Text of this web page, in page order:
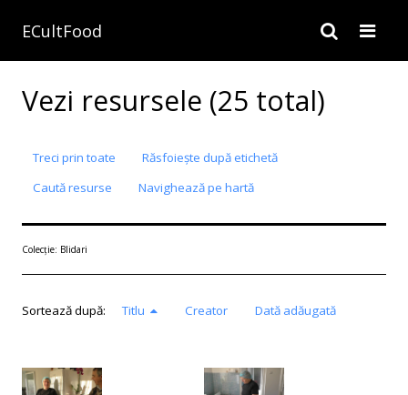
ECultFood
Vezi resursele (25 total)
Treci prin toate
Răsfoiește după etichetă
Caută resurse
Navighează pe hartă
Colecție: Blidari
Sortează după: Titlu Creator Dată adăugată